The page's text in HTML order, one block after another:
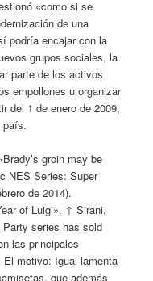
«como si se
de una
podría encajar con la
grupos sociales, la
parte de los activos
empollones u organizar
del 1 de enero de 2009,
país.
groin may be
NES Series: Super
de 2014).
of Luigi». ↑ Sirani,
Party series has sold
las principales
El motivo: Igual lamenta
que además